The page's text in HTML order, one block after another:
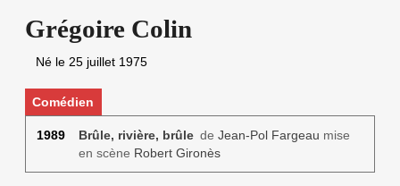
Grégoire Colin
Né le 25 juillet 1975
Comédien
1989 Brûle, rivière, brûlede Jean-Pol Fargeau mise
en scène Robert Gironès